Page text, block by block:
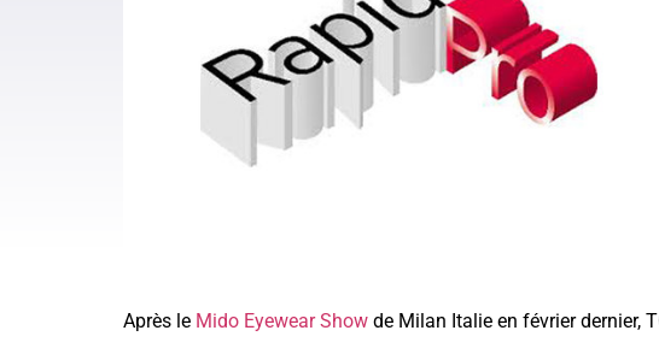
Après le Mido Eyewear Show de Milan Italie en février dernier,